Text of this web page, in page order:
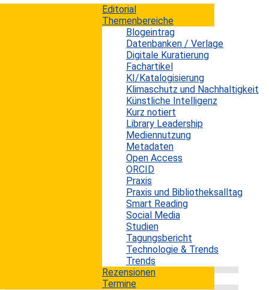
Editorial
Themenbereiche
Blogeintrag
Datenbanken / Verlage
Digitale Kuratierung
Fachartikel
KI/Katalogisierung
Klimaschutz und Nachhaltigkeit
Künstliche Intelligenz
Kurz notiert
Library Leadership
Mediennutzung
Metadaten
Open Access
ORCID
Praxis
Praxis und Bibliotheksalltag
Smart Reading
Social Media
Studien
Tagungsbericht
Technologie & Trends
Trends
Rezensionen
Termine
Thema-Klassifikationen
Thema-Klassifikation und
Wie spiegelt sich Bibliodiversität im globalen Konsum
von Open-Access-Büchern wider? In einer aktuellen
Studie analysiert Ronald Snijder, wie das Thema
Klassifikationssystem genutzt wird, um regionale
Konsummuster und Themenschwerpunkte zu
untersuchen. Mithilfe sozialer Netzwerkanalysen
werden Verbindungen zwischen Ländern und Thema-
Klassifikationen sichtbar gemacht, um Cluster
gemeinsamer Interessen zu identifizieren. Die
Ergebnisse zeigen, dass regionale Nähe und die